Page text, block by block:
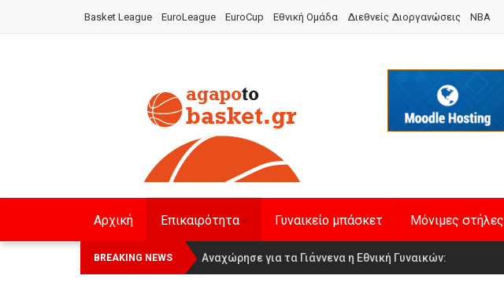
Basket League EuroLeague EuroCup Εθνική Ομάδα Διεθνείς Διοργανώσεις NBA
Αρχική Επικαιρότητα Γυναικείο μπάσκετ Μόνιμες στήλες
BREAKING NEWS Οι Πάνθηρες Καβάλας στην Women Basketball League 1
Αναχώρησε για τα Γιάννενα η Εθνική Γυναικών